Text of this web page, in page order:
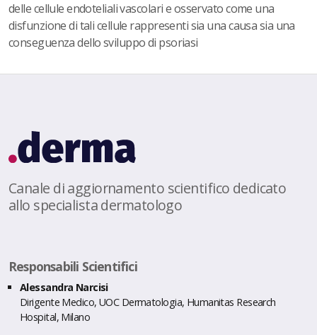
delle cellule endoteliali vascolari e osservato come una
disfunzione di tali cellule rappresenti sia una causa sia una
conseguenza dello sviluppo di psoriasi
Canale di aggiornamento scientifico dedicato
allo specialista dermatologo
Responsabili Scientifici
Alessandra Narcisi
Dirigente Medico, UOC Dermatologia, Humanitas Research
Hospital, Milano